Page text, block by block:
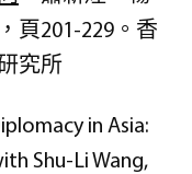
頁201-229。香
究所
in Asia:
Shu-Li Wang,